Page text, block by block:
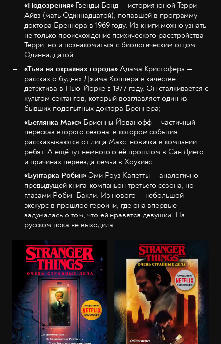
«Подозрения» Гвенды Бонд — история юной Терри
Айвз (мать Одиннадцатой), попавшей в программу
доктора Бреннера в 1969 году. Из книги можно узнать
не только происхождение психического расстройства
Терри, но и познакомиться с биологическим отцом
Одиннадцатой;
«Тьма на окраинах города» Адама Кристофера —
рассказ о буднях Джима Хоппера в качестве
детектива в Нью-Йорке в 1977 году. Он сталкивается с
культом сектантов, который возглавляет один из
бывших подопытных доктора Бреннера;
«Беглянка Макс» Бриенны Йованофф — частичный
пересказ второго сезона, в котором события
рассказываются от лица Макс, новичка в компании
ребят. А ещё тут немного о её прошлом в Сан Диего
и причинах переезда семьи в Хоукинс;
«Бунтарка Робин» Эми Роуз Капетты — аналогично
предыдущей книга-компаньон третьего сезона, но
глазами Робин Бакли. Из нового — небольшой
экскурс в прошлое героини, где она впервые
задумалась о том, что ей нравятся девушки. На
русском пока не выходила.